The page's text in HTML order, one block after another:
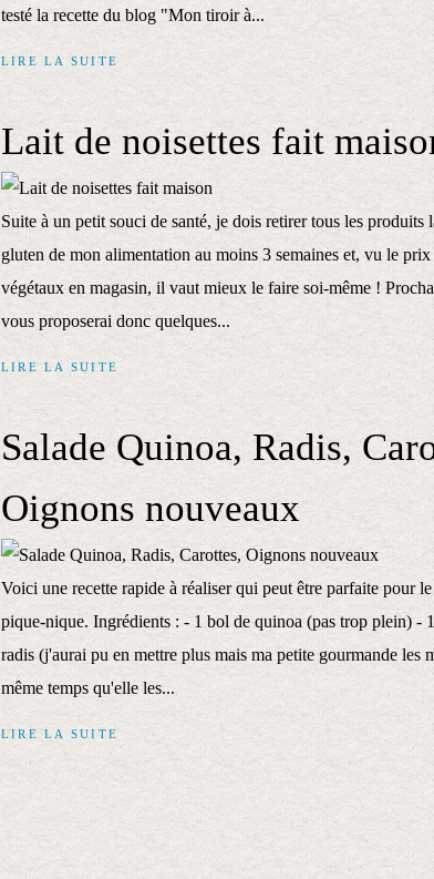
testé la recette du blog "Mon tiroir à...
LIRE LA SUITE
Lait de noisettes fait
Suite à un petit souci de santé, je dois retirer tous les produits
gluten de mon alimentation au moins 3 semaines et, vu le prix
végétaux en magasin, il vaut mieux le faire soi-même !
vous proposerai donc quelques...
LIRE LA SUITE
Salade Quinoa, Radis,
Oignons nouveaux
Voici une recette rapide à réaliser qui peut être parfaite pour
pique-nique. Ingrédients : - 1 bol de quinoa (pas trop plein) -
radis (j'aurai pu en mettre plus mais ma petite gourmande les
même temps qu'elle les...
LIRE LA SUITE